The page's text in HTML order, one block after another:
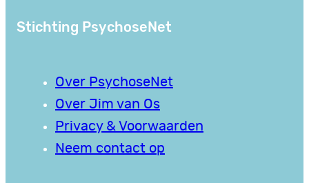
Stichting PsychoseNet
Over PsychoseNet
Over Jim van Os
Privacy & Voorwaarden
Neem contact op